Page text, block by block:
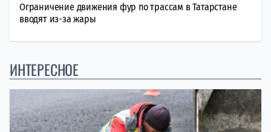
Ограничение движения фур по трассам в Татарстане
вводят из-за жары
ИНТЕРЕСНОЕ